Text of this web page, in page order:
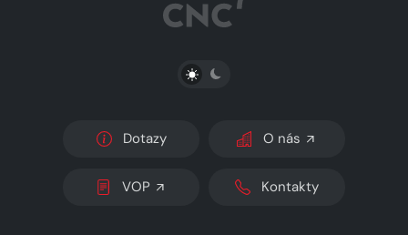
PŘEPNOUT SVĚTLÝ/TMAVÝ REŽIM
Dotazy O nás
VOP Kontakty